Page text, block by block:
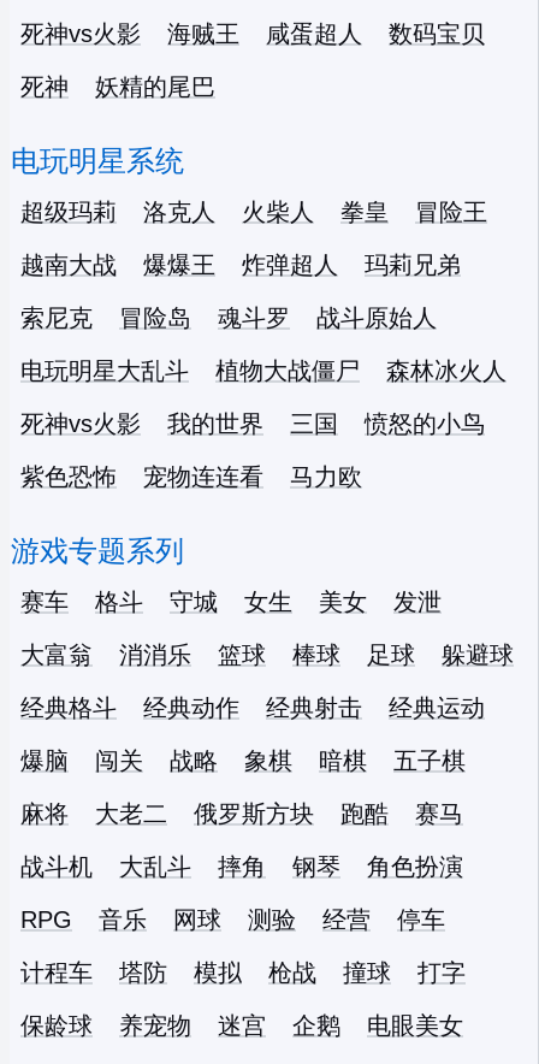
死神vs火影
海贼王 咸蛋超人
数码宝贝
死神
妖精的尾巴
电玩明星系统
超级玛莉 洛克人 火柴人 拳皇
冒险王
越南大战
爆爆王 炸弹超人
玛莉兄弟
索尼克
冒险岛 魂斗罗
战斗原始人
电玩明星大乱斗
植物大战僵尸
森林冰火人
死神vs火影
我的世界 三国
愤怒的小鸟
紫色恐怖
宠物连连看 马力欧
游戏专题系列
赛车 格斗 守城 女生 美女
发泄
大富翁
消消乐 篮球 棒球 足球
躲避球
经典格斗
经典动作 经典射击
经典运动
爆脑
闯关 战略 象棋 暗棋
五子棋
麻将
大老二 俄罗斯方块 跑酷
赛马
战斗机
大乱斗 摔角 钢琴
角色扮演
RPG
音乐 网球 测验 经营
停车
计程车
塔防 模拟 枪战 撞球
打字
保龄球
养宠物 迷宫 企鹅
电眼美女